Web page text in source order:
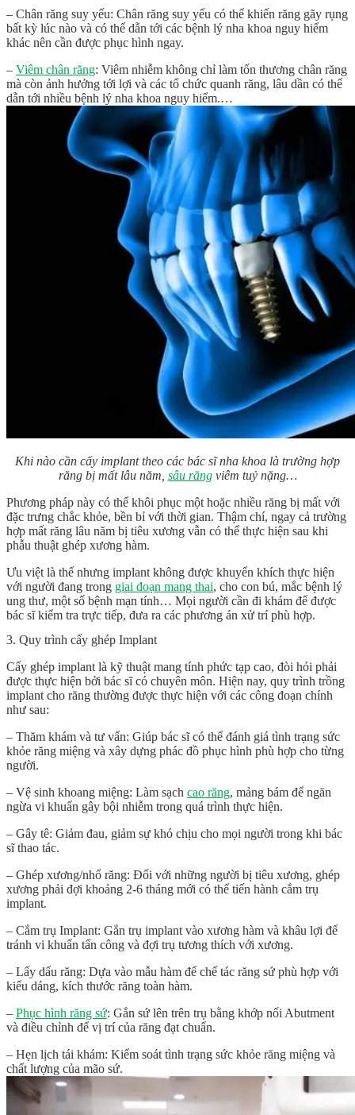
– Chân răng suy yếu: Chân răng suy yếu có thể khiến răng gãy rụng
bất kỳ lúc nào và có thể dẫn tới các bệnh lý nha khoa nguy hiểm
khác nên cần được phục hình ngay.
– Viêm chân răng: Viêm nhiễm không chỉ làm tổn thương chân răng
mà còn ảnh hưởng tới lợi và các tổ chức quanh răng, lâu dần có thể
dẫn tới nhiều bệnh lý nha khoa nguy hiểm.…
Khi nào cần cấy implant theo các bác sĩ nha khoa là trường hợp
răng bị mất lâu năm, sâu răngviêm tuỷ nặng…
Phương pháp này có thể khôi phục một hoặc nhiều răng bị mất với
đặc trưng chắc khỏe, bền bỉ với thời gian. Thậm chí, ngay cả trường
hợp mất răng lâu năm bị tiêu xương vẫn có thể thực hiện sau khi
phẫu thuật ghép xương hàm.
Ưu việt là thế nhưng implant không được khuyến khích thực hiện
với người đang trong giai đoạn mang thai, cho con bú, mắc bệnh lý
ung thư, một số bệnh mạn tính… Mọi người cần đi khám để được
bác sĩ kiểm tra trực tiếp, đưa ra các phương án xử trí phù hợp.
3. Quy trình cấy ghép Implant
Cấy ghép implant là kỹ thuật mang tính phức tạp cao, đòi hỏi phải
được thực hiện bởi bác sĩ có chuyên môn. Hiện nay, quy trình trồng
implant cho răng thường được thực hiện với các công đoạn chính
như sau:
– Thăm khám và tư vấn: Giúp bác sĩ có thể đánh giá tình trạng sức
khỏe răng miệng và xây dựng phác đồ phục hình phù hợp cho từng
người.
– Vệ sinh khoang miệng: Làm sạch cao răng, mảng bám để ngăn
ngừa vi khuẩn gây bội nhiễm trong quá trình thực hiện.
– Gây tê: Giảm đau, giảm sự khó chịu cho mọi người trong khi bác
sĩ thao tác.
– Ghép xương/nhổ răng: Đối với những người bị tiêu xương, ghép
xương phải đợi khoảng 2-6 tháng mới có thể tiến hành cắm trụ
implant.
– Cắm trụ Implant: Gắn trụ implant vào xương hàm và khâu lợi để
tránh vi khuẩn tấn công và đợi trụ tương thích với xương.
– Lấy dấu răng: Dựa vào mẫu hàm để chế tác răng sứ phù hợp với
kiểu dáng, kích thước răng toàn hàm.
– Phục hình răng sứ: Gắn sứ lên trên trụ bằng khớp nối Abutment
và điều chỉnh để vị trí của răng đạt chuẩn.
– Hẹn lịch tái khám: Kiểm soát tình trạng sức khỏe răng miệng và
chất lượng của mão sứ.